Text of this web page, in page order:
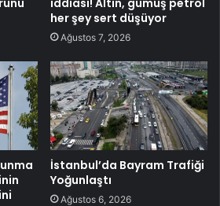
her şey sert düşüyor
Ağustos 7, 2026
İstanbul’da Bayram Trafiği
Yoğunlaştı
Ağustos 6, 2026